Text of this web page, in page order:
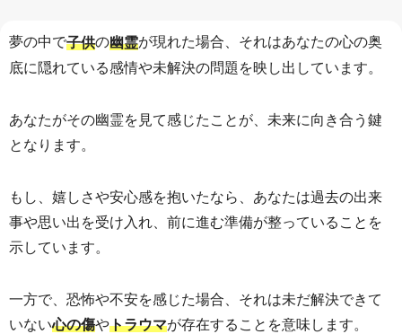
夢の中で子供の幽霊が現れた場合、それはあなたの心の奥
底に隠れている感情や未解決の問題を映し出しています。
あなたがその幽霊を見て感じたことが、未来に向き合う鍵
となります。
もし、嬉しさや安心感を抱いたなら、あなたは過去の出来
事や思い出を受け入れ、前に進む準備が整っていることを
示しています。
一方で、恐怖や不安を感じた場合、それは未だ解決できて
いない心の傷やトラウマが存在することを意味します。